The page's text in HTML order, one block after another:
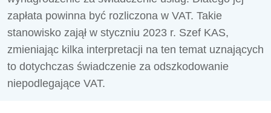
zapłata powinna być rozliczona w VAT. Takie
stanowisko zajął w styczniu 2023 r. Szef KAS,
zmieniając kilka interpretacji na ten temat uznających
to dotychczas świadczenie za odszkodowanie
niepodlegające VAT.